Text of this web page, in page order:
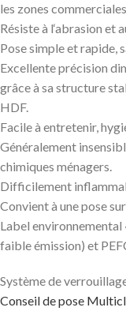
les zones
Résiste à l‘abrasion et
Pose simple et rapide,
Excellente précision
grâce à sa structure
HDF.
Facile à entretenir,
Généralement
chimiques ménagers.
Difficilement
Convient à une pose
Label environnemental
faible émission) et
Système de
Conseil de pose